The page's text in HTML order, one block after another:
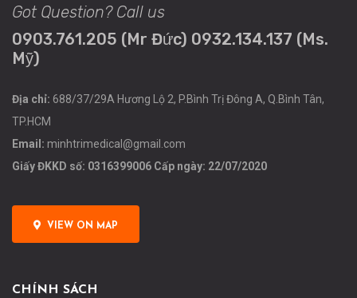
Got Question? Call us
0903.761.205 (Mr Đức) 0932.134.137 (Ms.
Mỹ)
Địa chỉ: 688/37/29A Hương Lộ 2, P.Bình Trị Đông A, Q.Bình Tân,
TP.HCM
Email: minhtrimedical@gmail.com
Giấy ĐKKD số: 0316399006 Cấp ngày: 22/07/2020
VIEW ON MAP
CHÍNH SÁCH